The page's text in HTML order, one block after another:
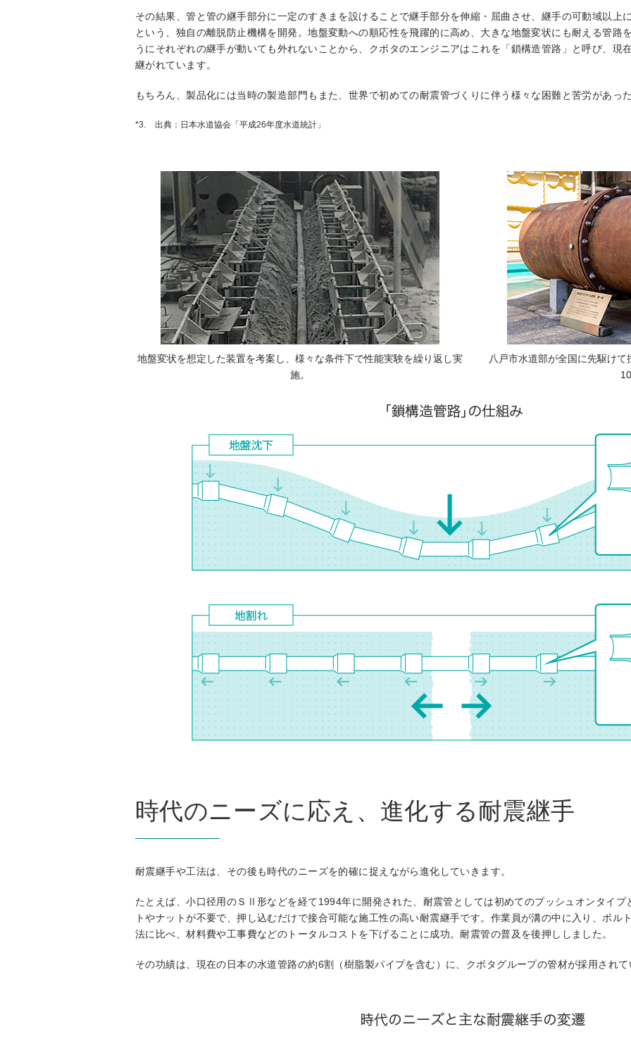
その結果、管と管の継手部分に一定のすきまを設けることで継手部分を伸縮・屈曲させ、継手の可動域以上
という、独自の離脱防止機構を開発。地盤変動への順応性を飛躍的に高め、大きな地盤変状にも耐える管路
うにそれぞれの継手が動いても外れないことから、クボタのエンジニアはこれを「鎖構造管路」と呼び、現
継がれています。
もちろん、製品化には当時の製造部門もまた、世界で初めての耐震管づくりに伴う様々な困難と苦労があっ
*3. 出典：日本水道協会「平成26年度水道統計」
地盤変状を想定した装置を考案し、様々な条件下で性能実験を繰り返し実
施。
八戸市水道部が全国に先駆け
時代のニーズに応え、進化する耐震継手
耐震継手や工法は、その後も時代のニーズを的確に捉えながら進化していきます。
たとえば、小口径用のＳⅡ形などを経て1994年に開発された、耐震管としては初めてのプッシュオンタイプ
トやナットが不要で、押し込むだけで接合可能な施工性の高い耐震継手です。作業員が溝の中に入り、ボル
法に比べ、材料費や工事費などのトータルコストを下げることに成功。耐震管の普及を後押ししました。
その功績は、現在の日本の水道管路の約6割（樹脂製パイプを含む）に、クボタグループの管材が採用され